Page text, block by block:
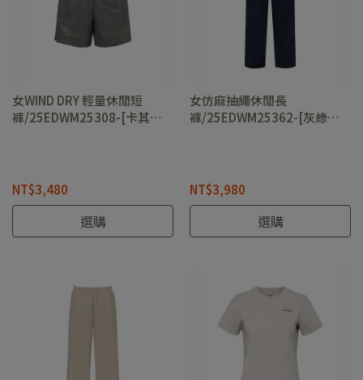
女WIND DRY 輕量休閒短
褲/25EDWM25308-[卡其
NT$3,480
選購
女仿麻抽繩休閒長
褲/25EDWM25362-[灰綠、
NT$3,980
選購